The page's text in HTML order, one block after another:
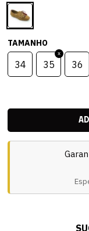
TAMANHO
34 35 36